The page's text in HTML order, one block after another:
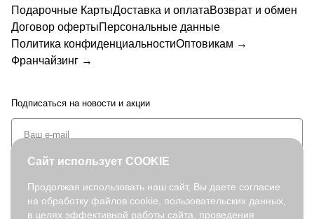
Подарочные КартыДоставка и оплатаВозврат и обмен
Договор офертыПерсональные данные
Политика конфиденциальностиОптовикам →
Франчайзинг →
Подписаться на новости и акции
+7 (495) 127-08-52
Сайт использует COOKIE
Продолжая использовать наш сайт, Вы даете согласие
на обработку файлов cookie, пользовательских данных,
в целях эффективной работы сайта, проведения